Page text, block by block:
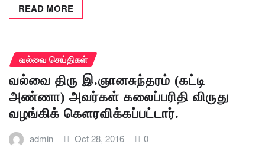
READ MORE
வல்வை செய்திகள்
வல்வை திரு இ.ஞானசுந்தரம் (கட்டி
அண்ணா) அவர்கள் கலைப்பரிதி விருது
வழங்கிக் கெளரவிக்கப்பட்டார்.
admin Oct 28, 2016 0